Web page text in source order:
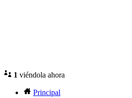
1 viéndola ahora
Principal